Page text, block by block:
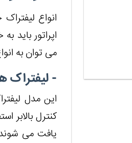
انواع
اپراتور باید
می توان به
- لیفتراک
کنترل بالابر
یافت می